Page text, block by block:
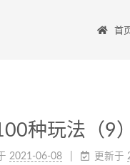
首
种玩法（9
2021-06-08 更新于